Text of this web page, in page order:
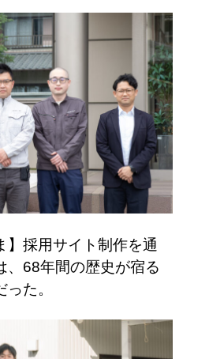
】採用サイト制作を通
、68年間の歴史が宿る
った。